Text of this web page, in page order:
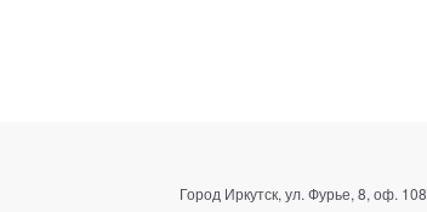
Город Иркутск, ул. Фурье, 8, оф. 108